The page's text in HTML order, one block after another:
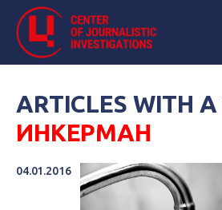
ARTICLES WITH A
ИНКЕРМАН
04.01.2016